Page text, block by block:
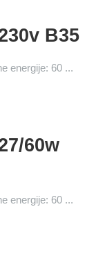
B35
energije: 60 ...
60w
energije: 60 ...